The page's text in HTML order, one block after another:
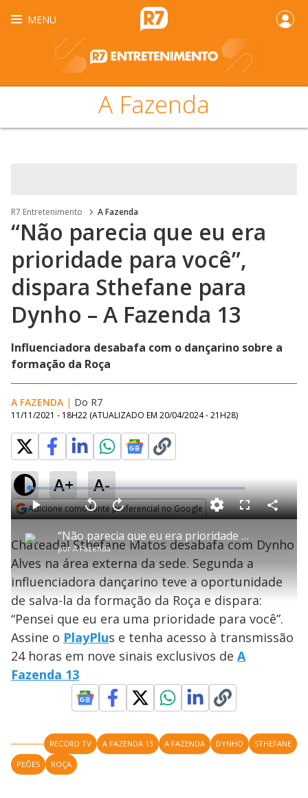
MENU
A Fazenda
R7 Entretenimento A Fazenda
“Não parecia que eu era
prioridade para você”,
dispara Sthefane para
Dynho – A Fazenda 13
Influenciadora desabafa com o dançarino sobre a
formação da Roça
A FAZENDA | Do R7
11/11/2021 - 18H22 (ATUALIZADO EM 20/04/2024 - 21H28)
A+ A-
Adicione como fonte preferencial no Google
P
l
a
y
V
i
“Não parecia que eu era prioridade para você”, dispara Sthefane para Dynho – A Fazenda 13
por A Fazenda
P V
t
a
r
0
e
g
n
s
A
a
n
ç
a
1
s
e
u
n
o
s
M
u
L
o
a
d
e
:
2
.
2
4
%
F
l
s
c
e
n
C
o
a
r
h
a
Chateada! Sthefane Matos desabafa com Dynho
Alves na área externa da sede. Segunda a
influenciadora dançarino teve a oportunidade
de salva-la da formação da Roça e dispara:
“Pensei que eu era uma prioridade para você”.
Assine o PlayPlus e tenha acesso à transmissão
24 horas em nove sinais exclusivos de A
Fazenda 13
RECORD TV A FAZENDA 13 A FAZENDA DYNHO
STHEFANE
PEÕES
ROÇA